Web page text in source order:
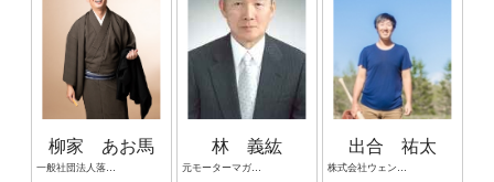
柳家 あお馬 林 義紘 出合 祐太